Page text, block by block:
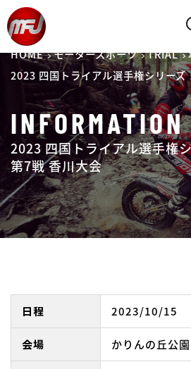
HOME モータースポーツ TRIAL
2023 四国トライアル選手権シリーズ
INFORMATION
2023 四国トライアル選手権
第7戦 香川大会
日程 2023/10/15
会場 かりんの丘公園